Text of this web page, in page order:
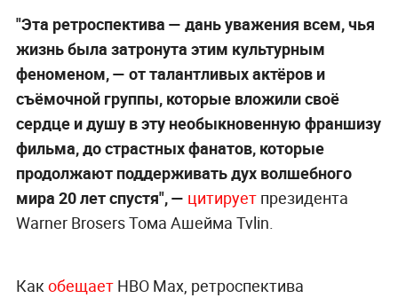
"Эта ретроспектива — дань уважения всем, чья
жизнь была затронута этим культурным
феноменом, — от талантливых актёров и
съёмочной группы, которые вложили своё
сердце и душу в эту необыкновенную франшизу
фильма, до страстных фанатов, которые
продолжают поддерживать дух волшебного
мира 20 лет спустя", — цитирует президента
Warner Brosers Тома Ашейма Tvlin.
КакобещаетHBO Max, ретроспектива